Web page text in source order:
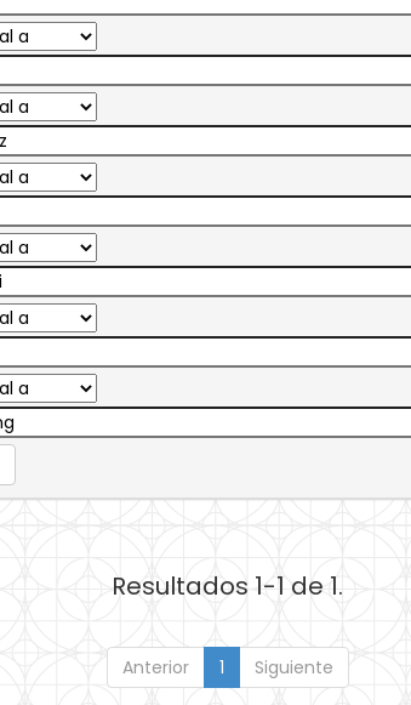
Resultados 1-1 de 1.
Anterior 1 Siguiente